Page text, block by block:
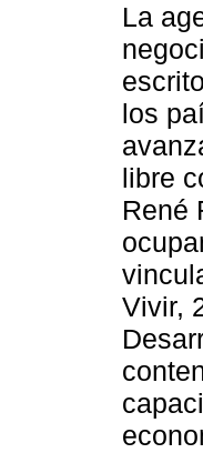
La
los
libre
René
Vivir,